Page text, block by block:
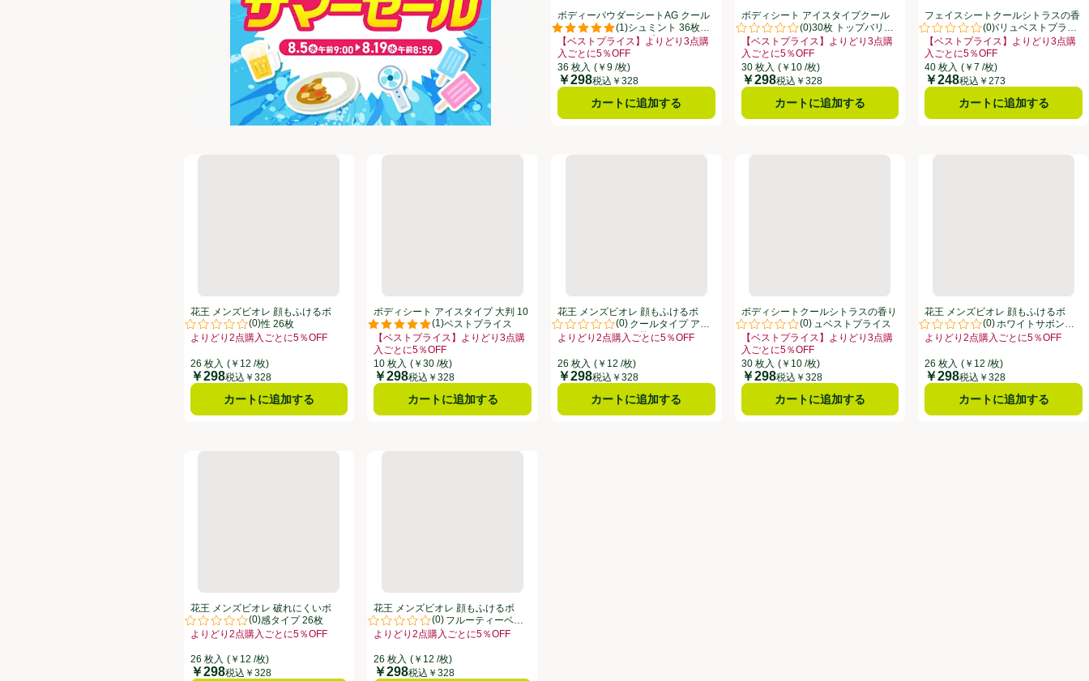
(1 )
評価は1件のレビューで5点中5.0点。
ボディーパウダーシートAG クール
タイプ リフレッシュミント 36枚
トップバリュベストプライス
【ベストプライス】よりどり3点購
入ごとに5％OFF
お買い得品名：【ベストプライス】よりどり3点購入ごとに5％OFF、、クリックしてこのオファーのある全商品リストを
36 枚入 (￥9 /枚)
価格
￥298税込￥328
カートに追加する
(0)
評価は0件のレビューで5点中0.0点。
ボディシート アイスタイプクール
シトラスの香り 30枚 トップバリュ
ベストプライス
【ベストプライス】よりどり3点購
入ごとに5％OFF
お買い得品名：【ベストプライス】よりどり3点購入ごとに5％OFF、、クリッ
30 枚入 (￥10 /枚)
価格
￥298税込￥328
カートに追加する
(0)
評価は0件のレビューで5点中0.0
フェイスシートクールシトラスの香
り 40枚 トップバリュベストプライ
ス
【ベストプライス】よりどり3点購
入ごとに5％OFF
お買い得品名：【ベストプライス】
40 枚入 (￥7 /枚)
価格
￥248税込￥273
カートに追加する
花王 メンズビオレ 顔もふけるボディシート 無香性 26枚
(0)
評価は0件のレビューで5点中0.0点。
花王 メンズビオレ 顔もふけるボ
ディシート 無香性 26枚
よりどり2点購入ごとに5％OFF
お買い得品名：よりどり2点購入ごとに5％OFF、、クリックしてこのオファーのある全商品リストを表示
26 枚入 (￥12 /枚)
価格
￥298税込￥328
カートに追加する
ボディシート アイスタイプ 大判 10枚 トップバリュベストプライス
(1)
評価は1件のレビューで5点中5.0点。
ボディシート アイスタイプ 大判 10
枚 トップバリュベストプライス
【ベストプライス】よりどり3点購
入ごとに5％OFF
お買い得品名：【ベストプライス】よりどり3点購入ごとに5％OFF、、クリックしてこのオファーのある全商品リストを表示
10 枚入 (￥30 /枚)
価格
￥298税込￥328
カートに追加する
花王 メンズビオレ 顔もふけるボディシートPRO クールタイプ アイスサボンの香り 26枚
(0)
評価は0件のレビューで5点中0.0点。
花王 メンズビオレ 顔もふけるボ
ディシートPRO クールタイプ アイ
スサボンの香り 26枚
よりどり2点購入ごとに5％OFF
お買い得品名：よりどり2点購入ごとに5％OFF、、クリックしてこのオファーのある全商品リストを表示
26 枚入 (￥12 /枚)
価格
￥298税込￥328
カートに追加する
ボディシートクールシトラスの香り 30枚 トップバリュベストプラ
(0)
評価は0件のレビューで5点中0.0点。
ボディシートクールシトラスの香り
30枚 トップバリュベストプライス
【ベストプライス】よりどり3点購
入ごとに5％OFF
お買い得品名：【ベストプライス】よりどり3点購入ごとに5％OFF、、クリッ
30 枚入 (￥10 /枚)
価格
￥298税込￥328
カートに追加する
花王 メンズビオレ 顔もふけ
(0)
評価は0件のレビューで5点中0.0
花王 メンズビオレ 顔もふけるボ
ディシートPRO ホワイトサボンの
香り 26枚
よりどり2点購入ごとに5％OFF
26 枚入 (￥12 /枚)
価格
￥298税込￥328
カートに追加する
花王 メンズビオレ 破れにくいボディシート 極冷感タイプ 26枚
(0)
評価は0件のレビューで5点中0.0点。
花王 メンズビオレ 破れにくいボ
ディシート 極冷感タイプ 26枚
よりどり2点購入ごとに5％OFF
26 枚入 (￥12 /枚)
価格
￥298税込￥328
花王 メンズビオレ 顔もふけるボディシートPRO フルーティーベリーの香り 26枚
(0)
評価は0件のレビューで5点中0.0点。
花王 メンズビオレ 顔もふけるボ
ディシートPRO フルーティーベ
リーの香り 26枚
よりどり2点購入ごとに5％OFF
26 枚入 (￥12 /枚)
価格
￥298税込￥328